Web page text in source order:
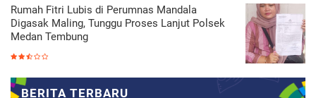
Rumah Fitri Lubis di Perumnas Mandala
Digasak Maling, Tunggu Proses Lanjut Polsek
Medan Tembung